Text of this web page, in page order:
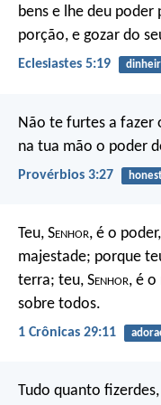
bens e lhe deu poder
porção, e gozar do
Eclesiastes 5:19
Não te furtes a fazer
na tua mão o poder
Provérbios 3:27
Teu, Senhor, é o
majestade; porque
terra; teu, Senhor, é
sobre todos.
1 Crônicas 29:11
Tudo quanto